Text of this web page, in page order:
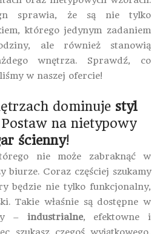
sprawia, że są nie tylko
którego jedynym zadaniem
ale również stanowią
wnętrza. Sprawdź, co
w naszej ofercie!
dominuje styl
na nietypowy
ścienny!
nie może zabraknąć w
biurze. Coraz częściej szukamy
będzie nie tylko funkcjonalny,
Takie właśnie są dostępne w
– industrialne, efektowne i